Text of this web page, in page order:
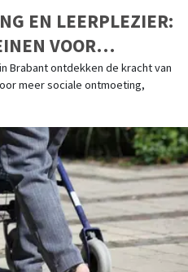
EN LEERPLEZIER:
VOOR
Brabant ontdekken de kracht van
meer sociale ontmoeting,